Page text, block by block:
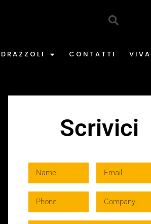
CONTATTI
Scrivici